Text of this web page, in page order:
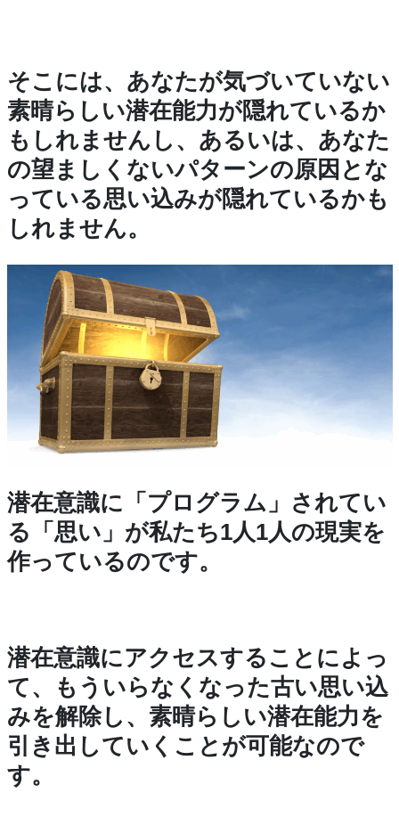
そこには、あなたが気づいていない
素晴らしい潜在能力が隠れているか
もしれませんし、あるいは、あなた
の望ましくないパターンの原因とな
っている思い込みが隠れているかも
しれません。
潜在意識に「プログラム」されてい
る「思い」が私たち1人1人の現実を
作っているのです。
潜在意識にアクセスすることによっ
て、もういらなくなった古い思い込
みを解除し、素晴らしい潜在能力を
引き出していくことが可能なので
す。